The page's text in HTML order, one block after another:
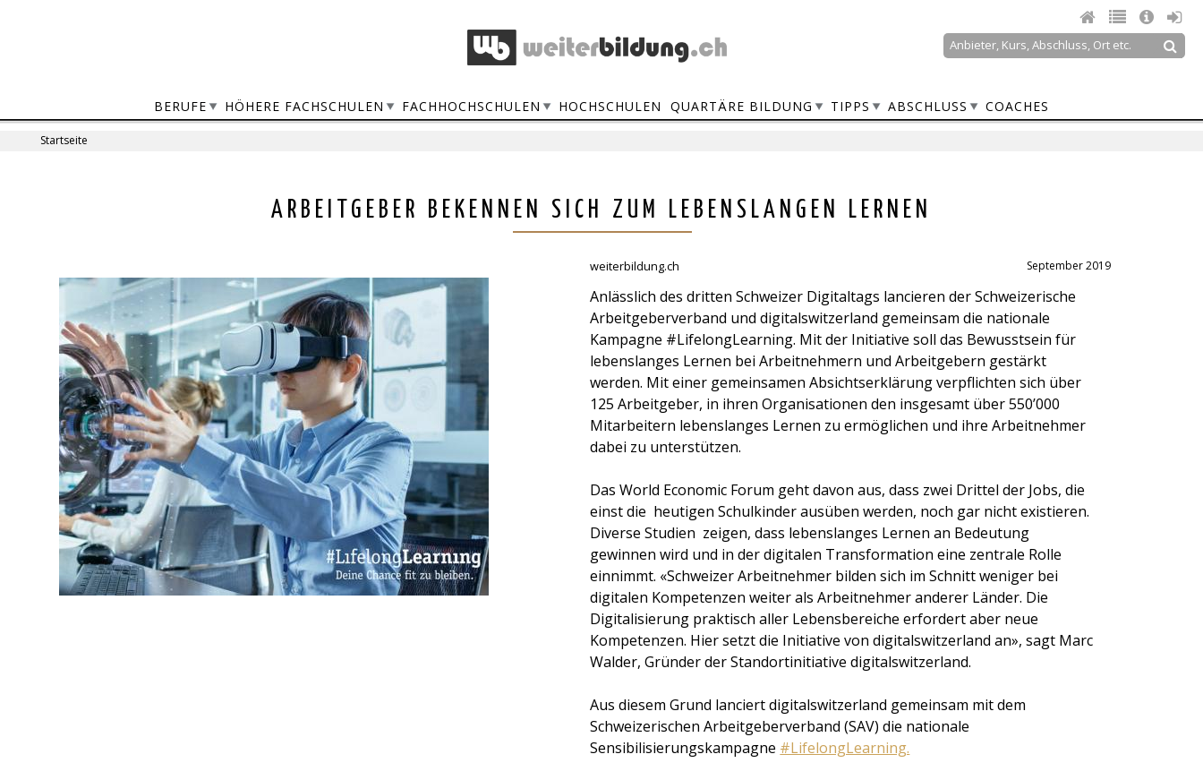
Suche
BERUFE HÖHERE FACHSCHULEN FACHHOCHSCHULEN HOCHSCHULEN QUARTÄRE BILDUNG TIPPS ABSCHLUSS COACHES
Startseite
ARBEITGEBER BEKENNEN SICH ZUM LEBENSLANGEN LERNEN
weiterbildung.ch September 2019
Anlässlich des dritten Schweizer Digitaltags lancieren der Schweizerische
Arbeitgeberverband und digitalswitzerland gemeinsam die nationale
Kampagne #LifelongLearning. Mit der Initiative soll das Bewusstsein für
lebenslanges Lernen bei Arbeitnehmern und Arbeitgebern gestärkt
werden. Mit einer gemeinsamen Absichtserklärung verpflichten sich über
125 Arbeitgeber, in ihren Organisationen den insgesamt über 550’000
Mitarbeitern lebenslanges Lernen zu ermöglichen und ihre Arbeitnehmer
dabei zu unterstützen.
Das World Economic Forum geht davon aus, dass zwei Drittel der Jobs, die
einst die heutigen Schulkinder ausüben werden, noch gar nicht existieren.
Diverse Studien zeigen, dass lebenslanges Lernen an Bedeutung
gewinnen wird und in der digitalen Transformation eine zentrale Rolle
einnimmt. «Schweizer Arbeitnehmer bilden sich im Schnitt weniger bei
digitalen Kompetenzen weiter als Arbeitnehmer anderer Länder. Die
Digitalisierung praktisch aller Lebensbereiche erfordert aber neue
Kompetenzen. Hier setzt die Initiative von digitalswitzerland an», sagt Marc
Walder, Gründer der Standortinitiative digitalswitzerland.
Aus diesem Grund lanciert digitalswitzerland gemeinsam mit dem
Schweizerischen Arbeitgeberverband (SAV) die nationale
Sensibilisierungskampagne #LifelongLearning.